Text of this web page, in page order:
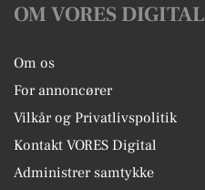
OM VORES DIGITAL
Om os
For annoncører
Vilkår og Privatlivspolitik
Kontakt VORES Digital
Administrer samtykke